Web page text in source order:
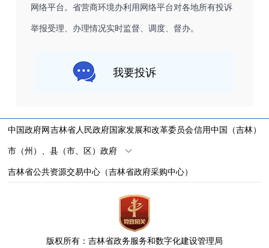
网络平台。省营商环境办利用网络平台对各地所有投诉
举报受理、办理情况实时监督、调度、督办。
我要投诉
中国政府网吉林省人民政府国家发展和改革委员会信用中国（吉林）
市（州）、县（市、区）政府
吉林省公共资源交易中心（吉林省政府采购中心）
版权所有：吉林省政务服务和数字化建设管理局